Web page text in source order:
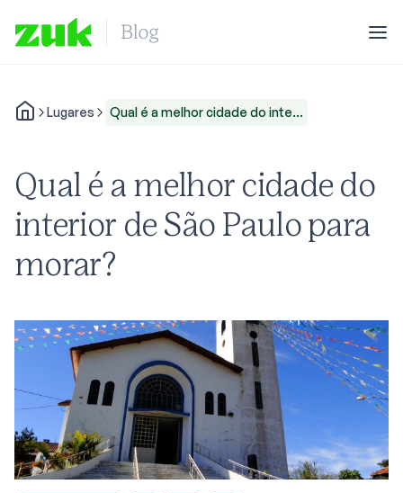
Lugares Qual é a melhor cidade do inte...
Qual é a melhor cidade do
interior de São Paulo para
morar?